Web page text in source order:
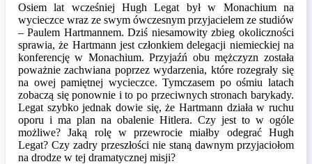
Osiem lat wcześniej Hugh Legat był w Monachium na
wycieczce wraz ze swym ówczesnym przyjacielem ze studiów
– Paulem Hartmannem. Dziś niesamowity zbieg okoliczności
sprawia, że Hartmann jest członkiem delegacji niemieckiej na
konferencję w Monachium. Przyjaźń obu mężczyzn została
poważnie zachwiana poprzez wydarzenia, które rozegrały się
na owej pamiętnej wycieczce. Tymczasem po ośmiu latach
zobaczą się ponownie i to po przeciwnych stronach barykady.
Legat szybko jednak dowie się, że Hartmann działa w ruchu
oporu i ma plan na obalenie Hitlera. Czy jest to w ogóle
możliwe? Jaką rolę w przewrocie miałby odegrać Hugh
Legat? Czy zadry przeszłości nie staną dawnym przyjaciołom
na drodze w tej dramatycznej misji?